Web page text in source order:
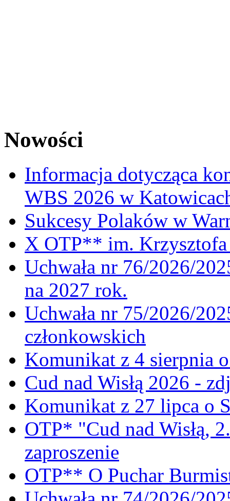
Nowości
Informacja dotycząca
WBS 2026 w
Sukcesy Polaków w
X OTP** im. Krzysztofa
Uchwała nr 76/2026/
na 2027 rok.
Uchwała nr 75/2026/
członkowskich
Komunikat z 4 sierpnia
Cud nad Wisłą 2026 -
Komunikat z 27 lipca o
OTP* "Cud nad Wisłą,
zaproszenie
OTP** O Puchar